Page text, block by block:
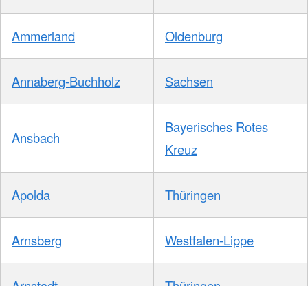
Ammerland Oldenburg
Annaberg-Buchholz Sachsen
Ansbach
Bayerisches Rotes
Kreuz
Apolda Thüringen
Arnsberg Westfalen-Lippe